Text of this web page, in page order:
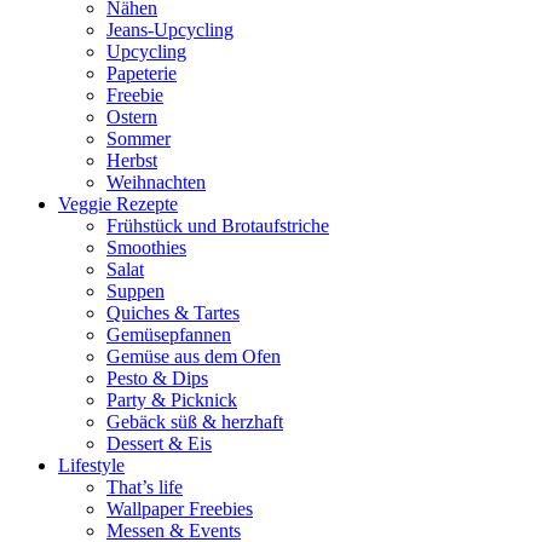
Nähen
Jeans-Upcycling
Upcycling
Papeterie
Freebie
Ostern
Sommer
Herbst
Weihnachten
Veggie Rezepte
Frühstück und Brotaufstriche
Smoothies
Salat
Suppen
Quiches & Tartes
Gemüsepfannen
Gemüse aus dem Ofen
Pesto & Dips
Party & Picknick
Gebäck süß & herzhaft
Dessert & Eis
Lifestyle
That’s life
Wallpaper Freebies
Messen & Events